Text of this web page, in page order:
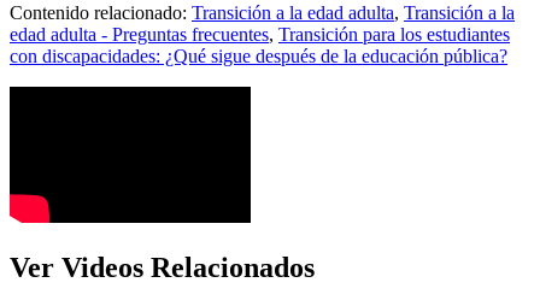
Contenido relacionado: Transición a la edad adulta, Transición a la
edad adulta - Preguntas frecuentes, Transición para los estudiantes
con discapacidades: ¿Qué sigue después de la educación pública?
Ver Videos Relacionados